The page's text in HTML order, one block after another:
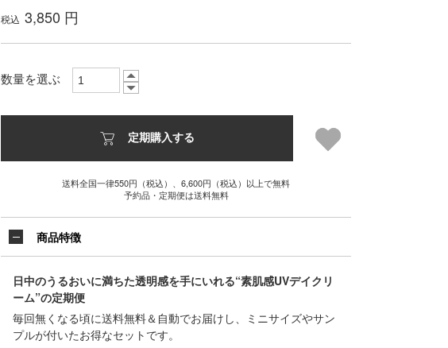
税込3,850 円
数量を選ぶ
定期購入する
送料全国一律550円（税込）、6,600円（税込）以上で無料
予約品・定期便は送料無料
商品特徴
日中のうるおいに満ちた透明感を手にいれる“素肌感UVデイクリ
ーム”の定期便
毎回無くなる頃に送料無料＆自動でお届けし、ミニサイズやサン
プルが付いたお得なセットです。